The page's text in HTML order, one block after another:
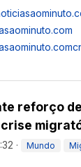
reforço
· Mundo